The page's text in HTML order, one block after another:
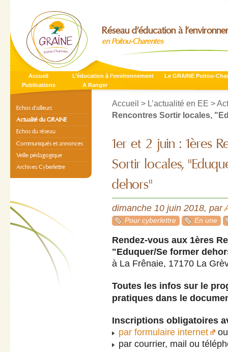
Réseau d’éducation à
en Poitou-Charentes
Accueil L’éducation à l’environnement
Le GRAINE Poitou-
Publications
A Ranger
Accueil > L’actualité en EE >
Rencontres Sortir locales,
1er et 2 juin : 1ères
Sortir locales,
dehors"
dimanche 10 juin 2018, par
Pour cyberlettre En une
Rendez-vous aux 1ères
"Eduquer/Se former
à La Frênaie, 17170 La
Toutes les infos sur le
pratiques dans le
Inscriptions obligatoires
par formulaire internet
ou
par courrier, mail ou
Echos d’ailleurs
Actualité du GRAINE
Echos du réseau
Communiqués et annonces
Veille pédagogique
Archives Cyberlettre